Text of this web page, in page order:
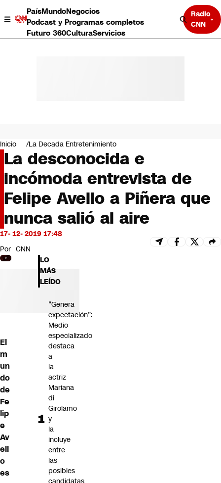
PaísMundoNegocios
Podcast y Programas completos
Futuro 360CulturaServicios
Radio
CNN
Negocios
Deportes
Programas completos
Cultura
Servicios
Bits
CNN Data
CNN tiempo
Futuro 360
Inicio La Decada Entretenimiento
La desconocida e
incómoda entrevista de
Felipe Avello a Piñera que
nunca salió al aire
17- 12- 2019 17:48
Por CNN
El
m
un
do
de
Fe
lip
e
Av
ell
o
es
LO
MÁS
LEÍDO
“Genera
expectación”:
Medio
especializado
destaca
a
la
actriz
Mariana
di
Girolamo
y
la
incluye
entre
las
posibles
candidatas